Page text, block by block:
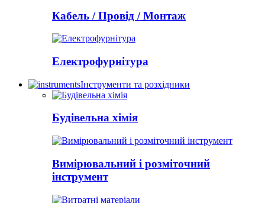
Кабель / Провід / Монтаж
Електрофурнітура
Інструменти та розхідники
Будівельна хімія
Вимірювальний і розміточний
інструмент